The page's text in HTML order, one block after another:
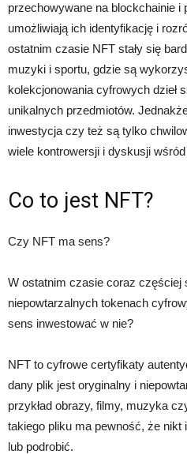
przechowywane na blockchainie i
umożliwiają ich identyfikację i
ostatnim czasie NFT stały się
muzyki i sportu, gdzie są
kolekcjonowania cyfrowych dzieł
unikalnych przedmiotów.
inwestycja czy też są tylko
wiele kontrowersji i dyskusji
Co to jest NFT?
Czy NFT ma sens?
W ostatnim czasie coraz częściej
niepowtarzalnych tokenach
sens inwestować w nie?
NFT to cyfrowe certyfikaty
dany plik jest oryginalny i
przykład obrazy, filmy, muzyka
takiego pliku ma pewność, że nikt
lub podrobić.